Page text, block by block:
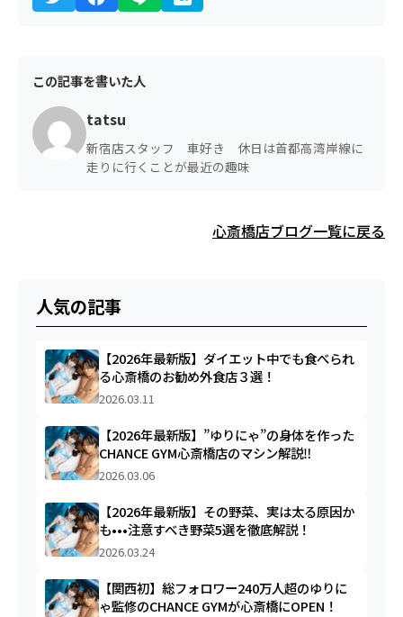
この記事を書いた人
tatsu
新宿店スタッフ 車好き 休日は首都高湾岸線に
走りに行くことが最近の趣味
心斎橋店ブログ一覧に戻る
人気の記事
【2026年最新版】ダイエット中でも食べられ
る心斎橋のお勧め外食店３選！
2026.03.11
【2026年最新版】”ゆりにゃ”の身体を作った
CHANCE GYM心斎橋店のマシン解説‼︎
2026.03.06
【2026年最新版】その野菜、実は太る原因か
も•••注意すべき野菜5選を徹底解説！
2026.03.24
【関西初】総フォロワー240万人超のゆりに
ゃ監修のCHANCE GYMが心斎橋にOPEN！